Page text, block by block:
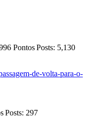
PontosPosts: 5,130
de-volta-para-o-
Posts: 297